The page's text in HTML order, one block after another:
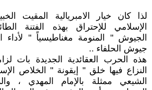
لذا كان خيار الامبريالية المقيت
الإسلامي للإحتراق بهذه الفتنة
الجيوش " المنومة مغناطيسياً " لأداء
جيوش الحلفاء ..
هذه الحرب العقائدية الجديدة بات
النزاع فيها خلق " إيقونة " الخلاص
الشيعي ممثلة بالإمام المهدي ،